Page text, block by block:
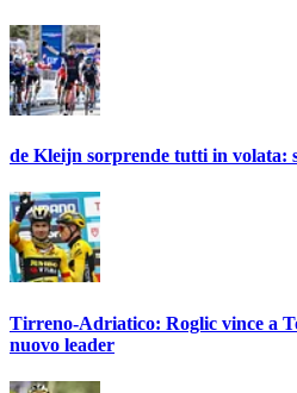
de Kleijn sorprende tutti in volata:
Tirreno-Adriatico: Roglic vince a
nuovo leader